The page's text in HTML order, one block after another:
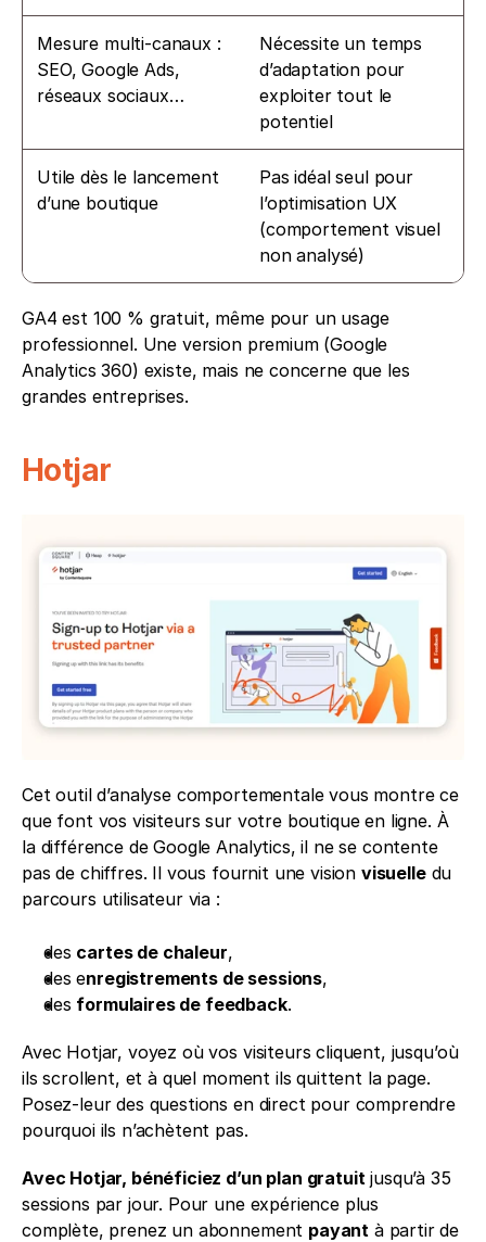
Mesure multi-canaux :
SEO, Google Ads,
réseaux sociaux…
Nécessite un temps
d’adaptation pour
exploiter tout le
potentiel
Utile dès le lancement
d’une boutique
Pas idéal seul pour
l’optimisation UX
(comportement visuel
non analysé)
GA4 est 100 % gratuit, même pour un usage
professionnel. Une version premium (Google
Analytics 360) existe, mais ne concerne que les
grandes entreprises.
Hotjar
Cet outil d’analyse comportementale vous montre ce
que font vos visiteurs sur votre boutique en ligne. À
la différence de Google Analytics, il ne se contente
pas de chiffres. Il vous fournit une vision visuelle du
parcours utilisateur via :
des cartes de chaleur,
des enregistrements de sessions,
des formulaires de feedback.
Avec Hotjar, voyez où vos visiteurs cliquent, jusqu’où
ils scrollent, et à quel moment ils quittent la page.
Posez-leur des questions en direct pour comprendre
pourquoi ils n’achètent pas.
Avec Hotjar, bénéficiez d’un plan gratuit jusqu’à 35
sessions par jour. Pour une expérience plus
complète, prenez un abonnement payant à partir de